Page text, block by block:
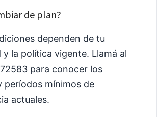
de plan?
dependen de tu
y la política vigente. Llamá al
para conocer los
períodos mínimos de
actuales.